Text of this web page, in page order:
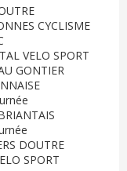
CYCLISME
VELO SPORT
GONTIER
DOUTRE
SPORT